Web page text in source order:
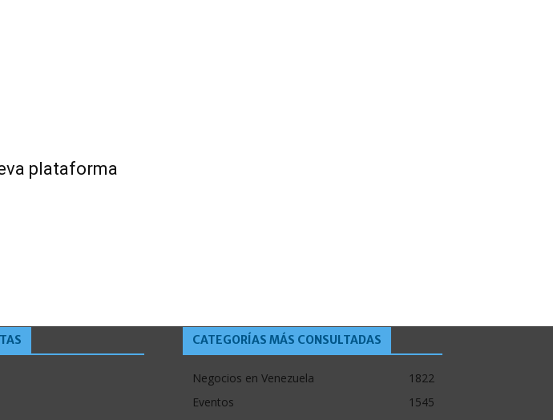
plataforma
CATEGORÍAS MÁS CONSULTADAS
Negocios en Venezuela
1822
Eventos
1545